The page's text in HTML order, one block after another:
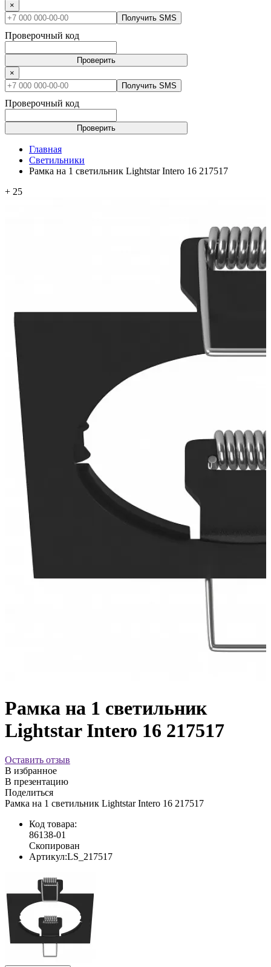
×
Получить SMS
Проверочный код
Проверить
×
Получить SMS
Проверочный код
Проверить
Главная
Светильники
Рамка на 1 светильник Lightstar Intero 16 217517
+ 25
Рамка на 1 светильник
Lightstar Intero 16 217517
Оставить отзыв
В избранное
В презентацию
Поделиться
Рамка на 1 светильник Lightstar Intero 16 217517
Код товара:
86138-01
Скопирован
Артикул:LS_217517